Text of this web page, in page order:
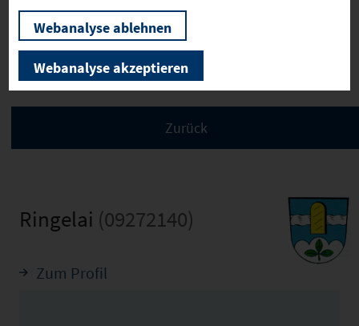
Infrastruktur
Ringelai (09272140)
Zum Profil
Webanalyse ablehnen
Webanalyse akzeptieren